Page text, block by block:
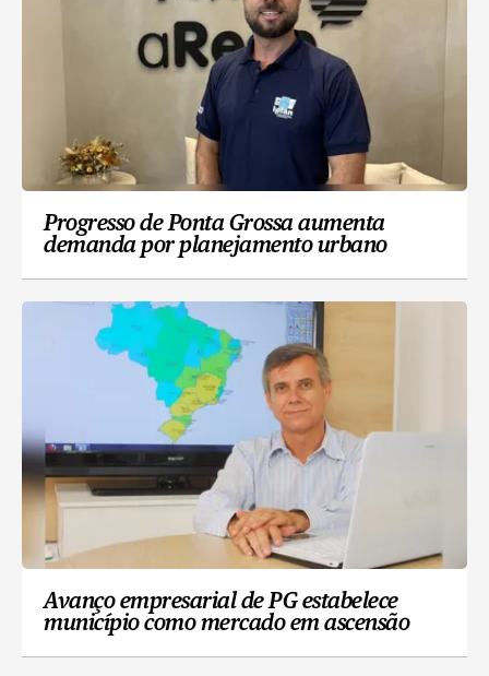
Progresso de Ponta Grossa aumenta
demanda por planejamento urbano
Avanço empresarial de PG estabelece
município como mercado em ascensão